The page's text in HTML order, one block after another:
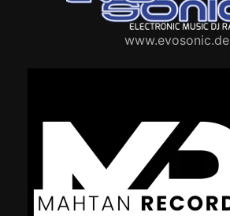
www.evosonic.de